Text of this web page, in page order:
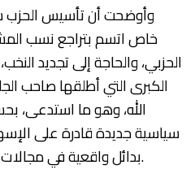
خاص اتسم بتراجع نسب
الحزبي، والحاجة إلى تجديد
الكبرى التي أطلقها صاحب
الله، وهو ما استدعى،
سياسية جديدة قادرة على
بدائل واقعية في مجالات التنمية والديمقراطية والحكامة.